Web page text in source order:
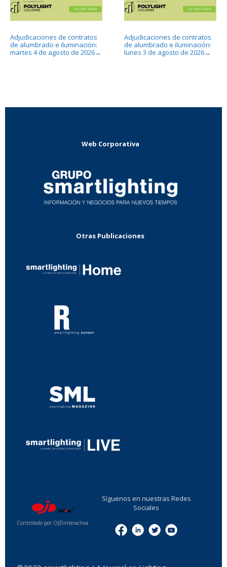
Adjudicaciones de contratos
de alumbrado e iluminación:
martes 4 de agosto de 2026→
Adjudicaciones de contratos
de alumbrado e iluminación:
lunes 3 de agosto de 2026→
Web Corporativa
Otras Publicaciones
Controlado por OJDinteractiva
Síguenos en nuestras Redes
Sociales